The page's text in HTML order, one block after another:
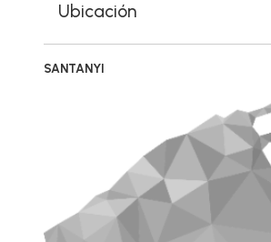
Ubicación
SANTANYI